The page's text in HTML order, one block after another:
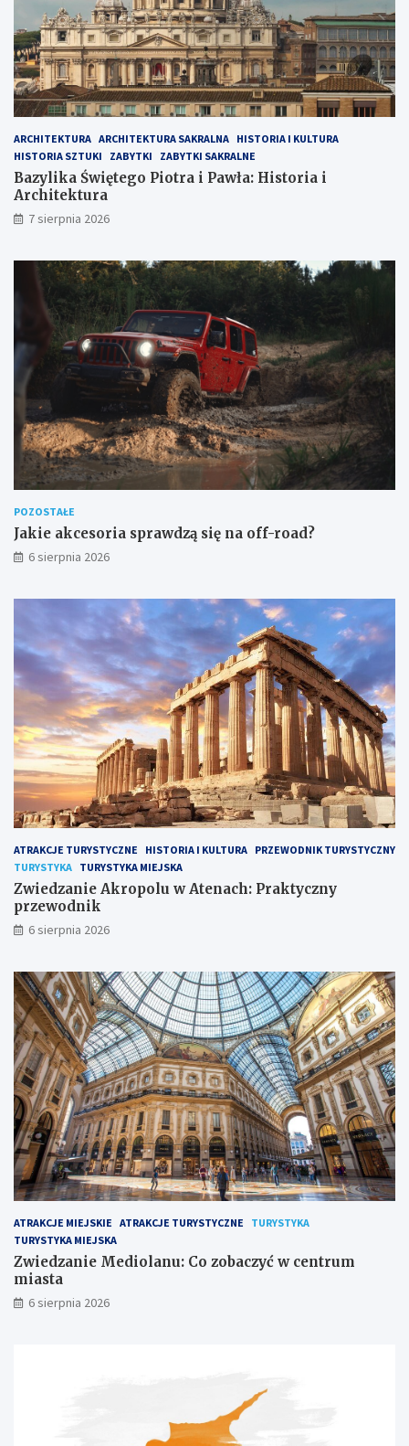
t
k
i
K
a
l
a
b
r
i
i
i
a
i
A
r
c
h
i
t
e
k
t
ARCHITEKTURA ARCHITEKTURA SAKRALNA HISTORIA I KULTURA
HISTORIA SZTUKI
ZABYTKI ZABYTKI SAKRALNE
Bazylika Świętego Piotra i Pawła: Historia i
Architektura
7 sierpnia 2026
POZOSTAŁE
Jakie akcesoria sprawdzą się na off-road?
6 sierpnia 2026
ATRAKCJE TURYSTYCZNE HISTORIA I KULTURA PRZEWODNIK TURYSTYCZNY
TURYSTYKA TURYSTYKA MIEJSKA
Zwiedzanie Akropolu w Atenach: Praktyczny
przewodnik
6 sierpnia 2026
ATRAKCJE MIEJSKIE ATRAKCJE TURYSTYCZNE
TURYSTYKA
TURYSTYKA MIEJSKA
Zwiedzanie Mediolanu: Co zobaczyć w centrum
miasta
6 sierpnia 2026